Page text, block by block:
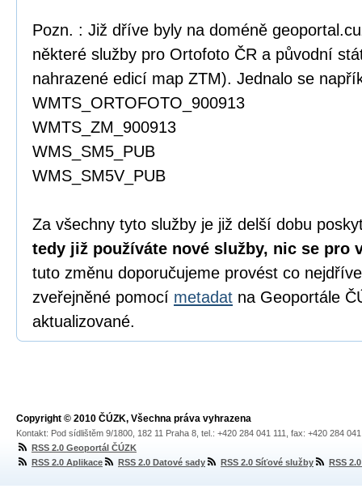
Pozn. : Již dříve byly na doméně
některé služby pro Ortofoto ČR a původní
nahrazené edicí map ZTM). Jednalo se
WMTS_ORTOFOTO_900913
WMTS_ZM_900913
WMS_SM5_PUB
WMS_SM5V_PUB
Za všechny tyto služby je již delší dobu
tedy již používáte nové služby, nic se pro
tuto změnu doporučujeme provést co nejdříve
zveřejněné pomocí metadat na Geoportále
aktualizované.
Copyright © 2010 ČÚZK, Všechna práva vyhrazena
Kontakt: Pod sídlištěm 9/1800, 182 11 Praha 8, tel.: +420 284 041 111, fax: +420 284
RSS 2.0 Geoportál ČÚZK
RSS 2.0 Aplikace
RSS 2.0 Datové sady RSS 2.0 Síťové služby RSS